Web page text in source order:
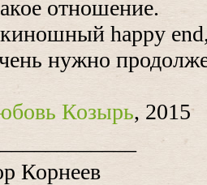
отношение.
happy
нужно
Козырь, 2015
Корнеев